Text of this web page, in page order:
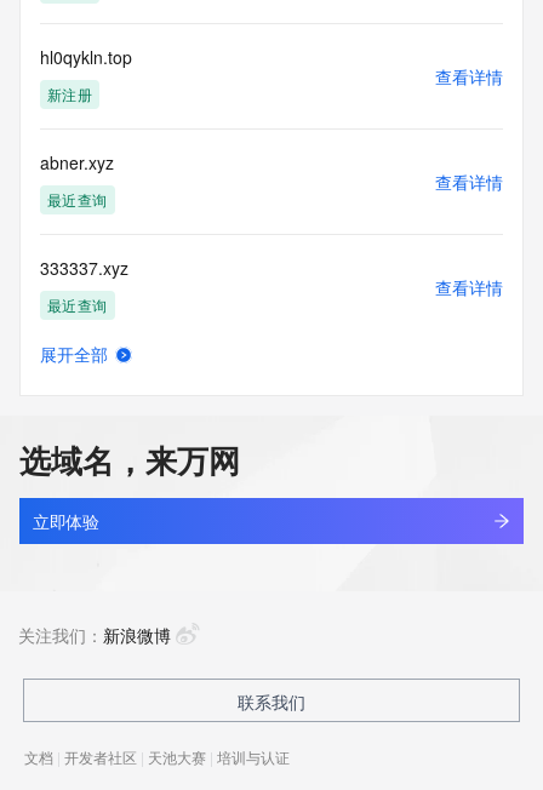
hl0qykln.top
新注册
查看详情
abner.xyz
最近查询
查看详情
333337.xyz
最近查询
查看详情
131910.xyz
最近查询
查看详情
最近查询
展开全部
选域名，来万网
立即体验
关注我们： 新浪微博
联系我们
文档 | 开发者社区 | 天池大赛 | 培训与认证